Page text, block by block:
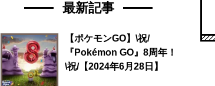
最新記事
【ポケモンGO】\祝/
『Pokémon GO』8周年！
\祝/【2024年6月28日】